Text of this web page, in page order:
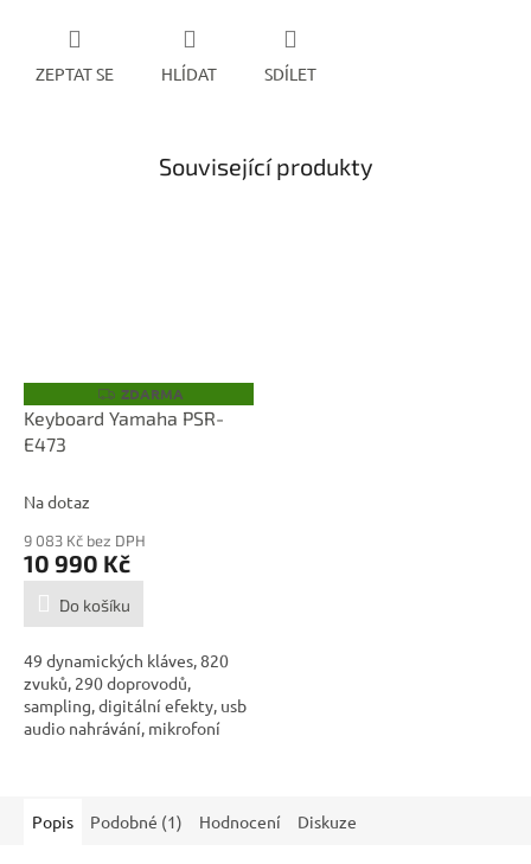
ZEPTAT SE HLÍDAT SDÍLET
Související produkty
Z
D
A
ZDARMA
Keyboard Yamaha PSR-
E473
Na dotaz
9 083 Kč bez DPH
10 990 Kč
Do košíku
49 dynamických kláves, 820
zvuků, 290 doprovodů,
sampling, digitální efekty, usb
audio nahrávání, mikrofoní
Popis Podobné (1) Hodnocení Diskuze